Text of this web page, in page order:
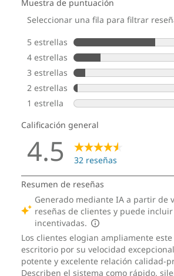
del sistema operativo, los enrutadores/AP/
WiFi 6E, junto con las certificaciones
asignación de espectro.
Estos son posibles componentes y cualidades de
mismos no son de carácter contractual y varían
su configuración.
DISEÑO
Pantalla
Volumen
13.6 L
Dimensiones (Al x An x P)
346 mm x 146 mm x 296 mm / 13.62″